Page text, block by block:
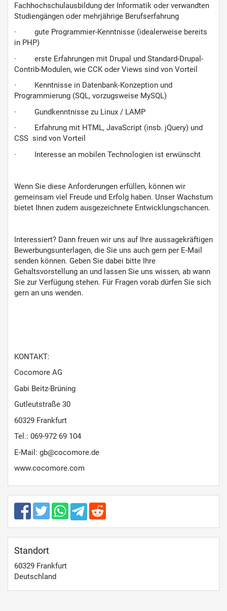
Fachhochschulausbildung der Informatik oder verwandten
Studiengängen oder mehrjährige Berufserfahrung
· gute Programmier-Kenntnisse (idealerweise bereits
in PHP)
· erste Erfahrungen mit Drupal und Standard-Drupal-
Contrib-Modulen, wie CCK oder Views sind von Vorteil
· Kenntnisse in Datenbank-Konzeption und
Programmierung (SQL, vorzugsweise MySQL)
· Gundkenntnisse zu Linux / LAMP
· Erfahrung mit HTML, JavaScript (insb. jQuery) und
CSS sind von Vorteil
· Interesse an mobilen Technologien ist erwünscht
Wenn Sie diese Anforderungen erfüllen, können wir
gemeinsam viel Freude und Erfolg haben. Unser Wachstum
bietet Ihnen zudem ausgezeichnete Entwicklungschancen.
Interessiert? Dann freuen wir uns auf Ihre aussagekräftigen
Bewerbungsunterlagen, die Sie uns auch gern per E-Mail
senden können. Geben Sie dabei bitte Ihre
Gehaltsvorstellung an und lassen Sie uns wissen, ab wann
Sie zur Verfügung stehen. Für Fragen vorab dürfen Sie sich
gern an uns wenden.
KONTAKT:
Cocomore AG
Gabi Beitz-Brüning
Gutleutstraße 30
60329 Frankfurt
Tel.: 069-972 69 104
E-Mail: gb@cocomore.de
www.cocomore.com
Standort
60329 Frankfurt
Deutschland